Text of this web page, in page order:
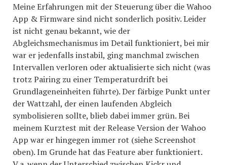
Meine Erfahrungen mit der Steuerung über die Wahoo
App & Firmware sind nicht sonderlich positiv. Leider
ist nicht genau bekannt, wie der
Abgleichsmechanismus im Detail funktioniert, bei mir
war er jedenfalls instabil, ging manchmal zwischen
Intervallen verloren oder aktualisierte sich nicht (was
trotz Pairing zu einer Temperaturdrift bei
Grundlageneinheiten führte). Der färbige Punkt unter
der Wattzahl, der einen laufenden Abgleich
symbolisieren sollte, blieb dabei immer grün. Bei
meinem Kurztest mit der Release Version der Wahoo
App war er hingegen immer rot (siehe Screenshot
oben). Im Grunde hat das Feature aber funktioniert.